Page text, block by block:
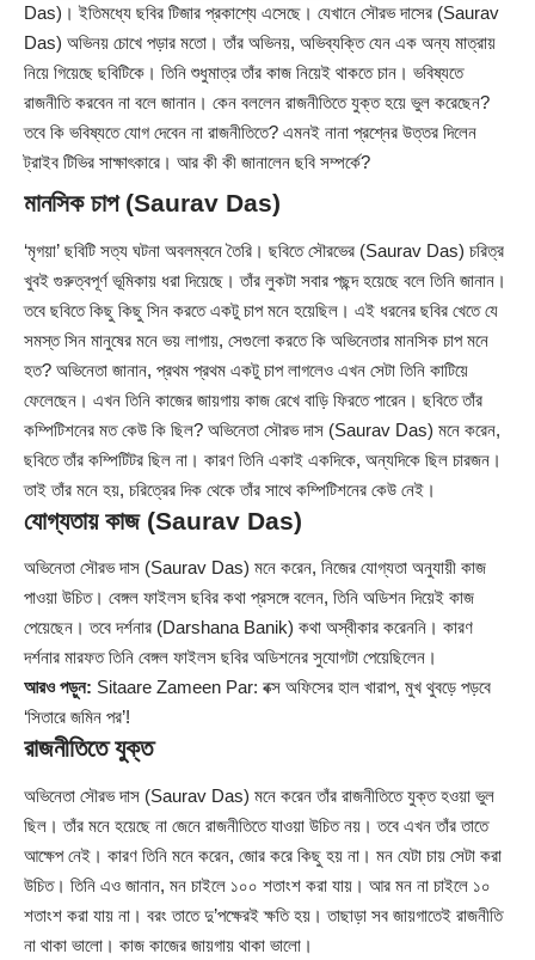
Das)। ইতিমধ্যে ছবির টিজার প্রকাশ্যে এসেছে। যেখানে সৌরভ দাসের (Saurav
Das) অভিনয় চোখে পড়ার মতো। তাঁর অভিনয়, অভিব্যক্তি যেন এক অন্য মাত্রায়
নিয়ে গিয়েছে ছবিটিকে। তিনি শুধুমাত্র তাঁর কাজ নিয়েই থাকতে চান। ভবিষ্যতে
রাজনীতি করবেন না বলে জানান। কেন বললেন রাজনীতিতে যুক্ত হয়ে ভুল করেছেন?
তবে কি ভবিষ্যতে যোগ দেবেন না রাজনীতিতে? এমনই নানা প্রশ্নের উত্তর দিলেন
ট্রাইব টিভির সাক্ষাৎকারে। আর কী কী জানালেন ছবি সম্পর্কে?
মানসিক চাপ (Saurav Das)
‘মৃগয়া’ ছবিটি সত্য ঘটনা অবলম্বনে তৈরি। ছবিতে সৌরভের (Saurav Das) চরিত্র
খুবই গুরুত্বপূর্ণ ভূমিকায় ধরা দিয়েছে। তাঁর লুকটা সবার পছন্দ হয়েছে বলে তিনি জানান।
তবে ছবিতে কিছু কিছু সিন করতে একটু চাপ মনে হয়েছিল। এই ধরনের ছবির খেতে যে
সমস্ত সিন মানুষের মনে ভয় লাগায়, সেগুলো করতে কি অভিনেতার মানসিক চাপ মনে
হত? অভিনেতা জানান, প্রথম প্রথম একটু চাপ লাগলেও এখন সেটা তিনি কাটিয়ে
ফেলেছেন। এখন তিনি কাজের জায়গায় কাজ রেখে বাড়ি ফিরতে পারেন। ছবিতে তাঁর
কম্পিটিশনের মত কেউ কি ছিল? অভিনেতা সৌরভ দাস (Saurav Das) মনে করেন,
ছবিতে তাঁর কম্পিটিটর ছিল না। কারণ তিনি একাই একদিকে, অন্যদিকে ছিল চারজন।
তাই তাঁর মনে হয়, চরিত্রের দিক থেকে তাঁর সাথে কম্পিটিশনের কেউ নেই।
যোগ্যতায় কাজ (Saurav Das)
অভিনেতা সৌরভ দাস (Saurav Das) মনে করেন, নিজের যোগ্যতা অনুযায়ী কাজ
পাওয়া উচিত। বেঙ্গল ফাইলস ছবির কথা প্রসঙ্গে বলেন, তিনি অডিশন দিয়েই কাজ
পেয়েছেন। তবে দর্শনার (Darshana Banik) কথা অস্বীকার করেননি। কারণ
দর্শনার মারফত তিনি বেঙ্গল ফাইলস ছবির অডিশনের সুযোগটা পেয়েছিলেন।
আরও পড়ুন: Sitaare Zameen Par: বক্স অফিসের হাল খারাপ, মুখ থুবড়ে পড়বে
‘সিতারে জমিন পর’!
রাজনীতিতে যুক্ত
অভিনেতা সৌরভ দাস (Saurav Das) মনে করেন তাঁর রাজনীতিতে যুক্ত হওয়া ভুল
ছিল। তাঁর মনে হয়েছে না জেনে রাজনীতিতে যাওয়া উচিত নয়। তবে এখন তাঁর তাতে
আক্ষেপ নেই। কারণ তিনি মনে করেন, জোর করে কিছু হয় না। মন যেটা চায় সেটা করা
উচিত। তিনি এও জানান, মন চাইলে ১০০ শতাংশ করা যায়। আর মন না চাইলে ১০
শতাংশ করা যায় না। বরং তাতে দু’পক্ষেরই ক্ষতি হয়। তাছাড়া সব জায়গাতেই রাজনীতি
না থাকা ভালো। কাজ কাজের জায়গায় থাকা ভালো।